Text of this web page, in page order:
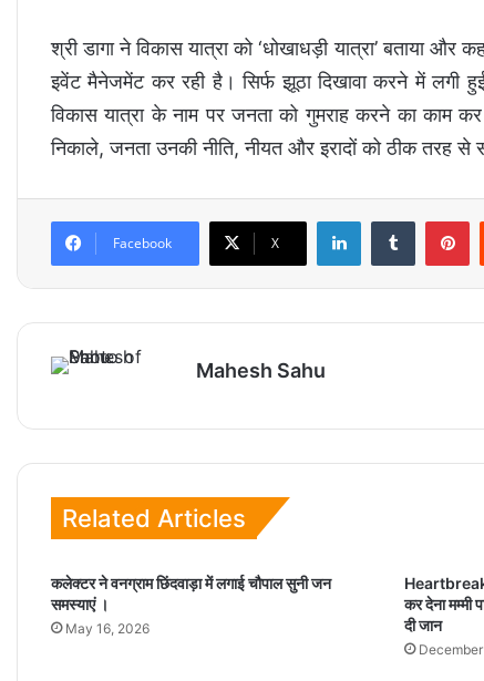
श्री डागा ने विकास यात्रा को ‘धोखाधड़ी यात्रा’ बताया
इवेंट मैनेजमेंट कर रही है। सिर्फ झूठा दिखावा करने में लगी
विकास यात्रा के नाम पर जनता को गुमराह करने का काम कर
निकाले, जनता उनकी नीति, नीयत और इरादों को ठीक तरह
Facebook X
Mahesh Sahu
Related Articles
कलेक्टर ने वनग्राम छिंदवाड़ा में लगाई चौपाल सुनी जन
समस्याएं ।
May 16, 2026
कर देना
दी जान